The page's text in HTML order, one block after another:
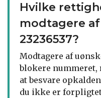
Hvilke
modtagere
23236537?
Modtagere af
blokere nummeret,
at besvare
du ikke er